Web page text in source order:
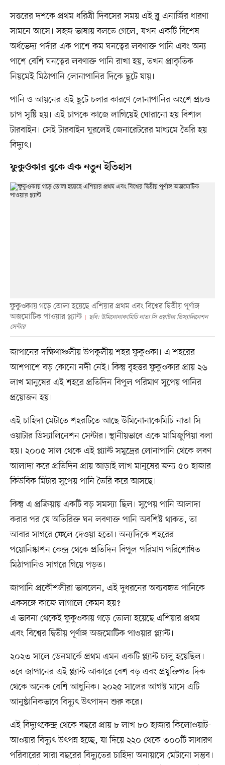
সত্তরের দশকে প্রথম ধরিত্রী দিবসের সময় এই ব্লু এনার্জির ধারণা
সামনে আসে। সহজ ভাষায় বলতে গেলে, যখন একটি বিশেষ
অর্ধভেদ্য পর্দার এক পাশে কম ঘনত্বের লবণাক্ত পানি এবং অন্য
পাশে বেশি ঘনত্বের লবণাক্ত পানি রাখা হয়, তখন প্রাকৃতিক
নিয়মেই মিঠাপানি লোনাপানির দিকে ছুটে যায়।
পানি ও আয়নের এই ছুটে চলার কারণে লোনাপানির অংশে প্রচণ্ড
চাপ সৃষ্টি হয়। এই চাপকে কাজে লাগিয়েই ঘোরানো হয় বিশাল
টারবাইন। সেই টারবাইন ঘুরলেই জেনারেটরের মাধ্যমে তৈরি হয়
বিদ্যুৎ।
ফুকুওকার বুকে এক নতুন ইতিহাস
ফুকুওকায় গড়ে তোলা হয়েছে এশিয়ার প্রথম এবং বিশ্বের দ্বিতীয় পূর্ণাঙ্গ
অজমোটিক পাওয়ার প্ল্যান্ট
ছবি: উমিনোনাকামিচি নাতা সি ওয়াটার ডিস‍্যালিনেশন
সেন্টার
জাপানের দক্ষিণাঞ্চলীয় উপকূলীয় শহর ফুকুওকা। এ শহরের
আশপাশে বড় কোনো নদী নেই। কিন্তু বৃহত্তর ফুকুওকার প্রায় ২৬
লাখ মানুষের এই শহরে প্রতিদিন বিপুল পরিমাণ সুপেয় পানির
প্রয়োজন হয়।
এই চাহিদা মেটাতে শহরটিতে আছে উমিনোনাকেমিচি নাতা সি
ওয়াটার ডিস্যালিনেশন সেন্টার। স্থানীয়ভাবে একে মামিজুপিয়া বলা
হয়। ২০০৫ সাল থেকে এই প্ল্যান্ট সমুদ্রের লোনাপানি থেকে লবণ
আলাদা করে প্রতিদিন প্রায় আড়াই লাখ মানুষের জন্য ৫০ হাজার
কিউবিক মিটার সুপেয় পানি তৈরি করে আসছে।
কিন্তু এ প্রক্রিয়ায় একটি বড় সমস্যা ছিল। সুপেয় পানি আলাদা
করার পর যে অতিরিক্ত ঘন লবণাক্ত পানি অবশিষ্ট থাকত, তা
আবার সাগরে ফেলে দেওয়া হতো। অন্যদিকে শহরের
পয়োনিষ্কাশন কেন্দ্র থেকে প্রতিদিন বিপুল পরিমাণ পরিশোধিত
মিঠাপানিও সাগরে গিয়ে পড়ত।
জাপানি প্রকৌশলীরা ভাবলেন, এই দুধরনের অব্যবহৃত পানিকে
একসঙ্গে কাজে লাগালে কেমন হয়?
এ ভাবনা থেকেই ফুকুওকায় গড়ে তোলা হয়েছে এশিয়ার প্রথম
এবং বিশ্বের দ্বিতীয় পূর্ণাঙ্গ অজমোটিক পাওয়ার প্ল্যান্ট।
২০২৩ সালে ডেনমার্কে প্রথম এমন একটি প্ল্যান্ট চালু হয়েছিল।
তবে জাপানের এই প্ল্যান্ট আকারে বেশ বড় এবং প্রযুক্তিগত দিক
থেকে অনেক বেশি আধুনিক। ২০২৫ সালের আগস্ট মাসে এটি
আনুষ্ঠানিকভাবে বিদ্যুৎ উৎপাদন শুরু করে।
এই বিদ্যুৎকেন্দ্র থেকে বছরে প্রায় ৮ লাখ ৮০ হাজার কিলোওয়াট-
আওয়ার বিদ্যুৎ উৎপন্ন হচ্ছে, যা দিয়ে ২২০ থেকে ৩০০টি সাধারণ
পরিবারের সারা বছরের বিদ্যুতের চাহিদা অনায়াসে মেটানো সম্ভব।